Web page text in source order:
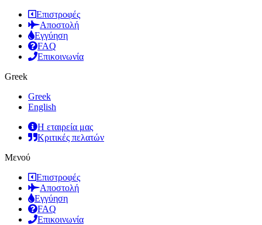
Επιστροφές
Αποστολή
Εγγύηση
FAQ
Επικοινωνία
Greek
Greek
English
Η εταιρεία μας
Κριτικές πελατών
Μενού
Επιστροφές
Αποστολή
Εγγύηση
FAQ
Επικοινωνία